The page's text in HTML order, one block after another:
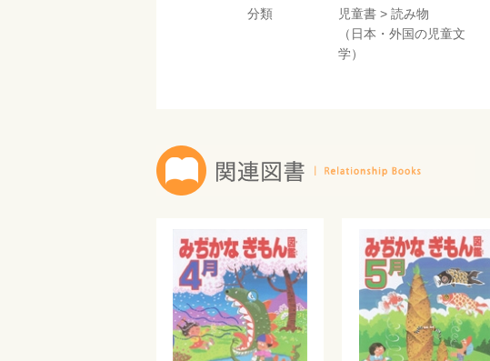
分類
児童書 > 読み物
（日本・外国の児童文
学）